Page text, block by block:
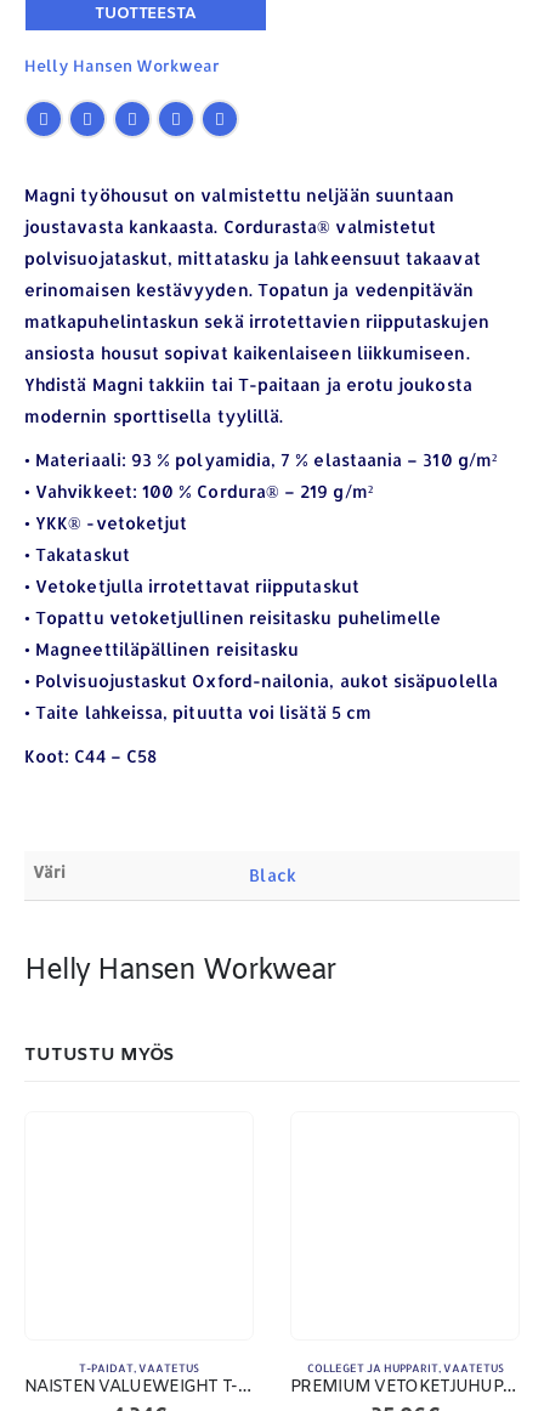
Helly Hansen Workwear
Magni työhousut on valmistettu neljään suuntaan
joustavasta kankaasta. Cordurasta® valmistetut
polvisuojataskut, mittatasku ja lahkeensuut takaavat
erinomaisen kestävyyden. Topatun ja vedenpitävän
matkapuhelintaskun sekä irrotettavien riipputaskujen
ansiosta housut sopivat kaikenlaiseen liikkumiseen.
Yhdistä Magni takkiin tai T-paitaan ja erotu joukosta
modernin sporttisella tyylillä.
• Materiaali: 93 % polyamidia, 7 % elastaania – 310 g/m²
• Vahvikkeet: 100 % Cordura® – 219 g/m²
• YKK® -vetoketjut
• Takataskut
• Vetoketjulla irrotettavat riipputaskut
• Topattu vetoketjullinen reisitasku puhelimelle
• Magneettiläpällinen reisitasku
• Polvisuojustaskut Oxford-nailonia, aukot sisäpuolella
• Taite lahkeissa, pituutta voi lisätä 5 cm
Koot: C44 – C58
Väri Black
Helly Hansen Workwear
TUTUSTU MYÖS
T-PAIDAT VAATETUS
NAISTEN VALUEWEIGHT T-PAITA
COLLEGET JA HUPPARIT, VAATETUS
PREMIUM VETOKETJUHUPPARI
YHTEYSTIEDOT
Osoite: Hikivuorenkatu 14 C 20, 33710 Tampere
Puhelin: 040-7549431
Sähköposti:
royal.yrityslahjat@gmail.com
ETSI TUOTTEITA